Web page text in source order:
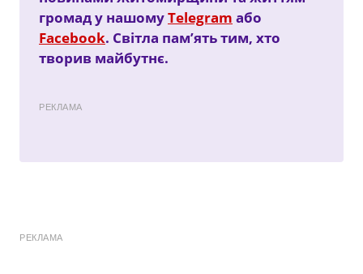
громад у нашомуTelegram або
Facebook. Світла пам’ять тим, хто
творив майбутнє.
РЕКЛАМА
РЕКЛАМА